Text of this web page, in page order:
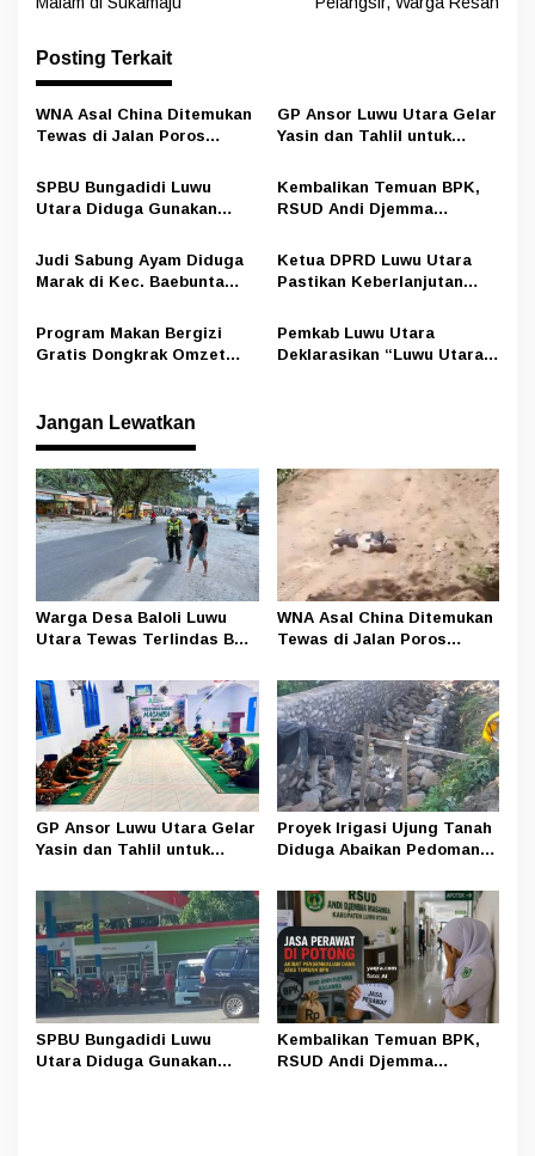
v
i
g
a
s
i
p
s
Posting Terkait
WNA Asal China Ditemukan
Tewas di Jalan Poros
Amankan Terduga Pelaku
GP Ansor Luwu Utara Gelar
Yasin dan Tahlil untuk
Bandang Masamba
SPBU Bungadidi Luwu
Utara Diduga Gunakan
Pelangsir BBM Subsidi
Kembalikan Temuan BPK,
RSUD Andi Djemma
Perawat
Judi Sabung Ayam Diduga
Marak di Kec. Baebunta
Desa Sempat Tawarkan
Uang ke Wartawan Namun
Ketua DPRD Luwu Utara
Pastikan Keberlanjutan
Rakyat Demi Kemandirian
Pangan
Program Makan Bergizi
Gratis Dongkrak Omzet
Pemkab Luwu Utara
Deklarasikan “Luwu Utara
Jangan Lewatkan
Warga Desa Baloli Luwu
Utara Tewas Terlindas Bus
WNA Asal China Ditemukan
Tewas di Jalan Poros
Amankan Terduga Pelaku
GP Ansor Luwu Utara Gelar
Yasin dan Tahlil untuk
Bandang Masamba
Proyek Irigasi Ujung Tanah
Diduga Abaikan Pedoman
Pers Ancam RDP di DPRD
SPBU Bungadidi Luwu
Utara Diduga Gunakan
Kembalikan Temuan BPK,
RSUD Andi Djemma